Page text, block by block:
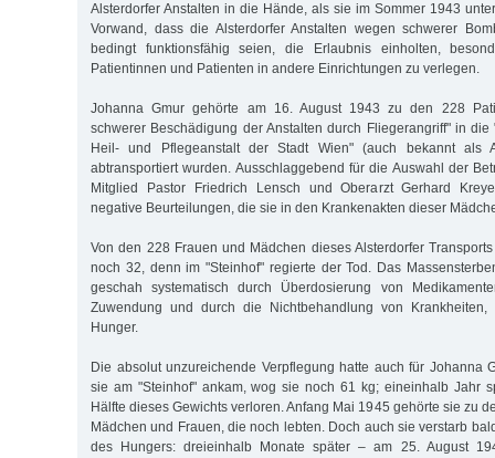
Alsterdorfer Anstalten in die Hände, als sie im Sommer 1943
Vorwand, dass die Alsterdorfer Anstalten wegen schwerer
bedingt funktionsfähig seien, die Erlaubnis einholten,
Patientinnen und Patienten in andere Einrichtungen zu verlegen.
Johanna Gmur gehörte am 16. August 1943 zu den 228
schwerer Beschädigung der Anstalten durch Fliegerangriff" in
Heil- und Pflegeanstalt der Stadt Wien" (auch bekannt als
abtransportiert wurden. Ausschlaggebend für die Auswahl der
Mitglied Pastor Friedrich Lensch und Oberarzt Gerhard
negative Beurteilungen, die sie in den Krankenakten dieser
Von den 228 Frauen und Mädchen dieses Alsterdorfer
noch 32, denn im "Steinhof" regierte der Tod. Das
geschah systematisch durch Überdosierung von
Zuwendung und durch die Nichtbehandlung von
Hunger.
Die absolut unzureichende Verpflegung hatte auch für Johanna
sie am "Steinhof" ankam, wog sie noch 61 kg; eineinhalb Jahr
Hälfte dieses Gewichts verloren. Anfang Mai 1945 gehörte sie zu
Mädchen und Frauen, die noch lebten. Doch auch sie verstarb
des Hungers: dreieinhalb Monate später – am 25. August